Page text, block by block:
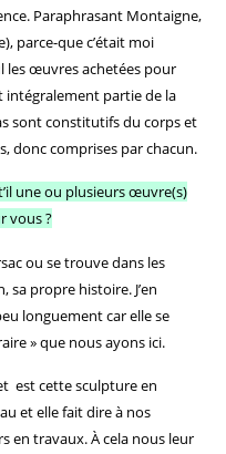
Paraphrasant Montaigne,
parce-que c’était moi
les œuvres achetées pour
intégralement partie de la
sont constitutifs du corps et
donc comprises par chacun.
une ou plusieurs œuvre(s)
vous ?
ou se trouve dans les
propre histoire. J’en
longuement car elle se
» que nous ayons ici.
est cette sculpture en
et elle fait dire à nos
en travaux. À cela nous leur